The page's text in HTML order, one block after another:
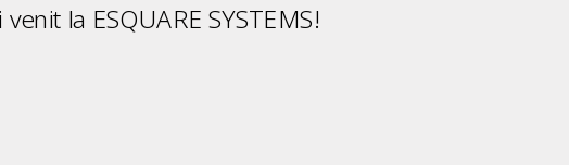
venit la ESQUARE SYSTEMS!